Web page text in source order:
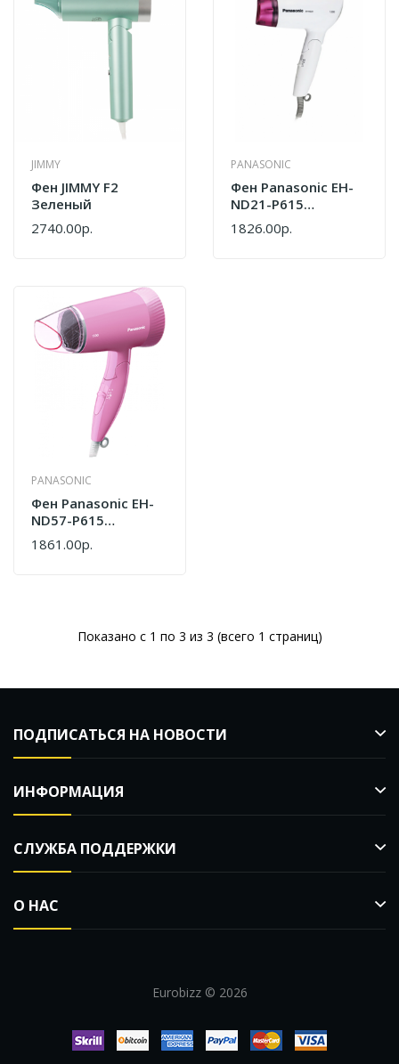
JIMMY
Фен JIMMY F2
Зеленый
2740.00р.
PANASONIC
Фен Panasonic EH-
ND21-P615
8887549394102
1826.00р.
PANASONIC
Фен Panasonic EH-
ND57-P615
8887549831836
1861.00р.
Показано с 1 по 3 из 3 (всего 1 страниц)
ПОДПИСАТЬСЯ НА НОВОСТИ
ИНФОРМАЦИЯ
СЛУЖБА ПОДДЕРЖКИ
О НАС
Eurobizz © 2026